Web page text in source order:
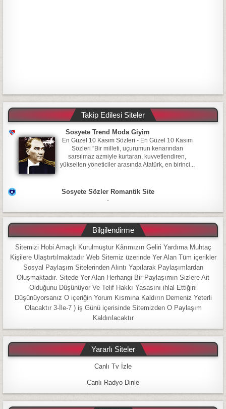
Takip Edilesi Siteler
Sosyete Trend Moda Giyim
En Güzel 10 Kasım Sözleri - En Güzel 10 Kasım
Sözleri ”Bir milleti, uçurumun kenarından
sarsılmaz azmiyle kurtaran, kuvvetlendiren,
yükselten yöneticiler arasında Atatürk, en birinci...
Sosyete Sözler Romantik Site
-
Bilgilendirme
Sitemizi Hobi Amaçlı Kurulmuştur Kârımızın Geliri Yardıma Muhtaç
Kişilere Ulaştırtılmaktadır Web Sitemiz üzerinde Yer Alan Tüm içerikler
Sosyal Paylaşım Sitelerinden Alıntı Yapılarak Paylaşımlardan
Oluşmaktadır. Sitede Yer Alan Herhangi Bir Paylaşımın Sizlere Ait
Olduğunu Düşünüyor Ve Telif Hakkı Yasasını ihlal Ettiğini
Düşünüyorsanız O içeriğin Yorum Kısmına Kaldırın Demeniz Yeterli
Olacaktır 3-İle-7 ) iş Günü içerisinde Sitemizden O Paylaşım
Kaldırılacaktır
Yararlı Siteler
Canlı Tv İzle
Canlı Radyo Dinle